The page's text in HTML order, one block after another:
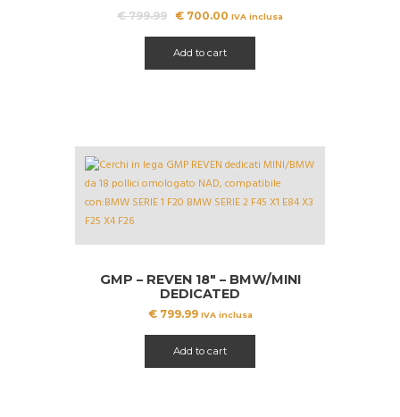
€799.99 Il
era:
€ 799.99.
€ 700.00 Il
€ 700.00.
IVA inclusa
Add to cart
GMP – REVEN 18″ – BMW/MINI
DEDICATED
€799.99 IVA inclusa
Add to cart